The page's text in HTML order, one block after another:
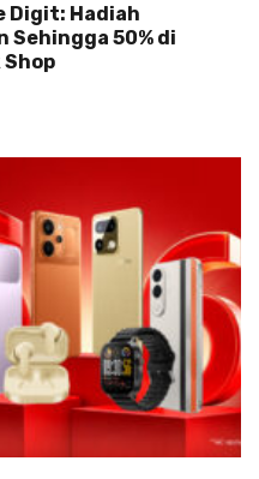
Digit: Hadiah
Sehingga 50% di
Shop